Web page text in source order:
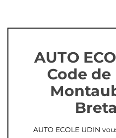
contenu
AUTO
Code
AUTO ECOLE UDIN